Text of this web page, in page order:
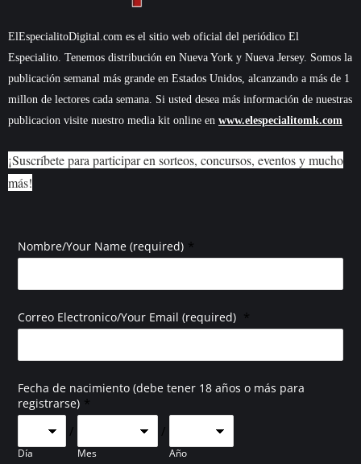
ElEspecialitoDigital.com es el sitio web oficial del periódico El
Especialito. Tenemos distribución en Nueva York y Nueva Jersey. Somos la
publicación semanal más grande en Estados Unidos, alcanzando a más de 1
millon de lectores cada semana. Si usted desea más información de nuestras
publicacion visite nuestro media kit online en www.elespecialitomk.com
¡Suscríbete para participar en sorteos, concursos, eventos y mucho
más!
Nombre/Your Name (required) *
Correo Electronico/Your Email (required) *
Fecha de nacimiento (debe tener 18 años o más para
registrarse) *
Día
/
Mes
/
Año